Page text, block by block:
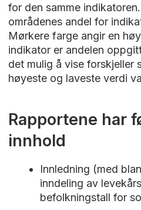
for den samme
områdenes andel for
Mørkere farge angir en
indikator er andelen
det mulig å vise forskjeller
høyeste og laveste verdi
Rapportene har
innhold
Innledning (med
inndeling av
befolkningstall for